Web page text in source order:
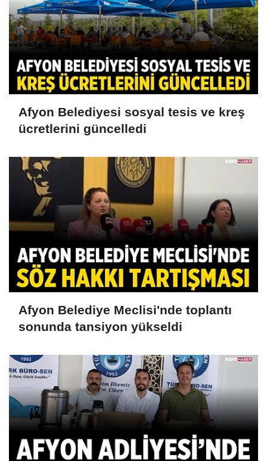
Afyon Belediyesi sosyal tesis ve kreş
ücretlerini güncelledi
Afyon Belediye Meclisi'nde toplantı
sonunda tansiyon yükseldi